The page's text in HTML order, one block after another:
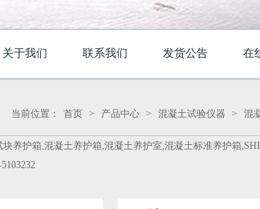
关于我们 联系我们 发货公告 在
当前位置： 首页 > 产品中心 > 混凝土试验仪器 > 混
养护箱,混凝土养护箱,混凝土养护室,混凝土标准养护箱